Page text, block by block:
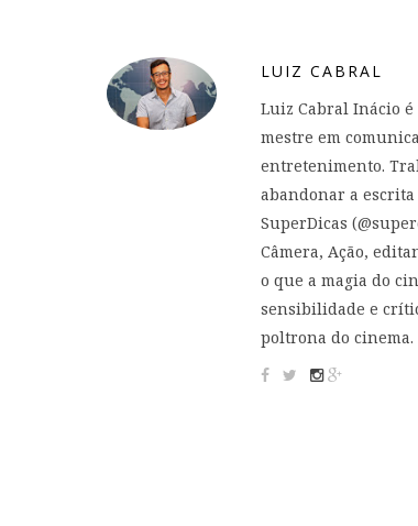
LUIZ CABRAL
Luiz Cabral Inácio
mestre em
entretenimento.
abandonar a
SuperDicas
Câmera, Ação,
o que a magia do
sensibilidade e
poltrona do cinema.